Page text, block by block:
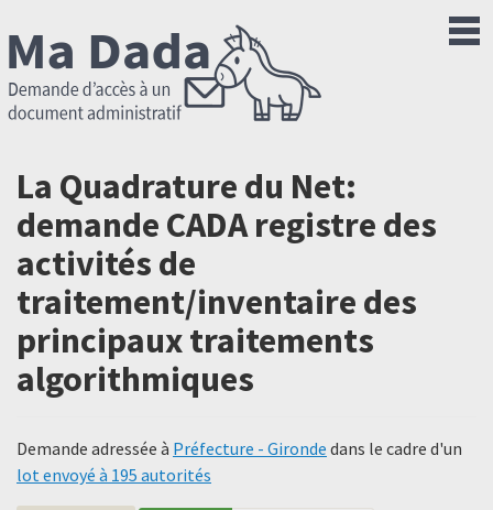
La Quadrature du Net:
demande CADA registre des
activités de
traitement/inventaire des
principaux traitements
algorithmiques
Demande adressée à Préfecture - Gironde dans le cadre d'un
lot envoyé à 195 autorités